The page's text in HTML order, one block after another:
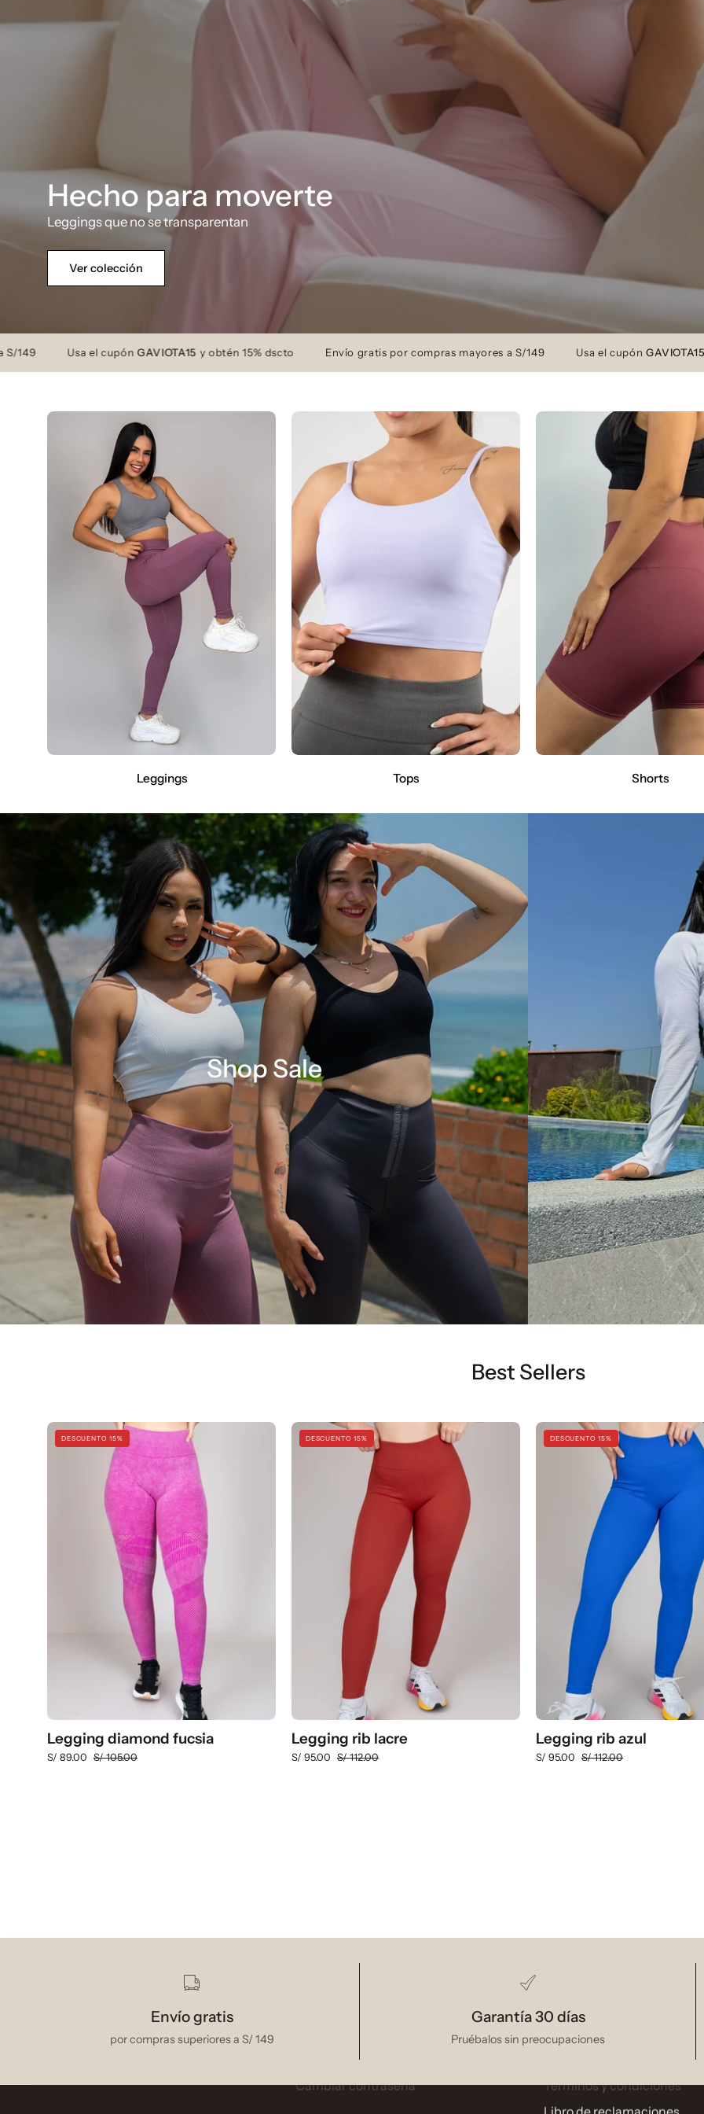
Hecho para moverte
Leggings que no se transparentan
Ver colección
Usa el cupónGAVIOTA15y obtén 15% dscto Envío gratis por compras mayores a S/149 Usa el cupónGAVIOTA15y obtén
Leggings Tops Shorts
Shop
Sale
Shop Sale
Best Sellers
Legging
diamond
fucsia
DESCUENTO 15%
Legging diamond fucsia
S/ 89.00 S/ 105.00
Legging
DESCUENTO 15%
Legging rib lacre
S/ 95.00 S/ 112.00
Legging
DESCUENTO 15%
Legging rib azul
S/ 95.00 S/ 112.00
Envío gratis
por compras superiores a S/ 149
Garantía 30 días
Pruébalos sin preocupaciones
Nuestro blog
Mis direcciones
Cambiar contraseña
Cambios y devoluciones
Política de envíos
Términos y condiciones